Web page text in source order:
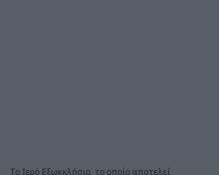
Το Ιερό Εξωκκλήσιο, το οποίο αποτελεί